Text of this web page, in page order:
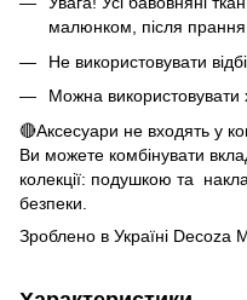
малюнком, після прання
Не використовувати
Можна використовувати
🔴Аксесуари не входять у
Ви можете комбінувати
колекції: подушкою та
безпеки.
Зроблено в Україні Decoza